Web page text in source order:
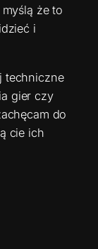
że to
i
techniczne
gier czy
do
cie ich